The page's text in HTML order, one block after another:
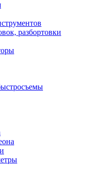
разбортовки